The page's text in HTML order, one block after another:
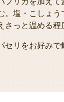
。塩・こしょう
さっと温める程
セリをお好みで